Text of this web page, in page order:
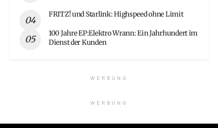
FRITZ! und Starlink: Highspeed ohne Limit
100 Jahre EP:Elektro Wrann: Ein Jahrhundert im
Dienst der Kunden
WERBUNG
WERBUNG